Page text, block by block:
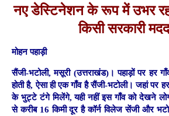
नए डेस्टिनेशन के रूप में उभर
किसी सरकारी
मोहन पहाड़ी
सैंजी-भटोली, मसूरी (उत्तराखंड)। पहाड़ों पर हर
होती है, ऐसा ही एक गाँव है सैंजी-भटोली। जहां
के भुट्टे टंगे मिलेंगे, यही नहीं इस गाँव को देखने
से करीब 16 किमी दूर है कॉर्न विलेज सेंजी और